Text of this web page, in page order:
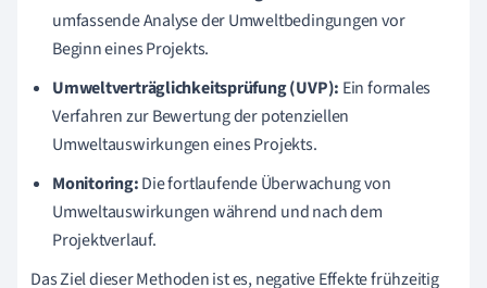
umfassende Analyse der Umweltbedingungen vor
Beginn eines Projekts.
Umweltverträglichkeitsprüfung (UVP): Ein formales
Verfahren zur Bewertung der potenziellen
Umweltauswirkungen eines Projekts.
Monitoring:Die fortlaufende Überwachung von
Umweltauswirkungen während und nach dem
Projektverlauf.
Das Ziel dieser Methoden ist es, negative Effekte frühzeitig